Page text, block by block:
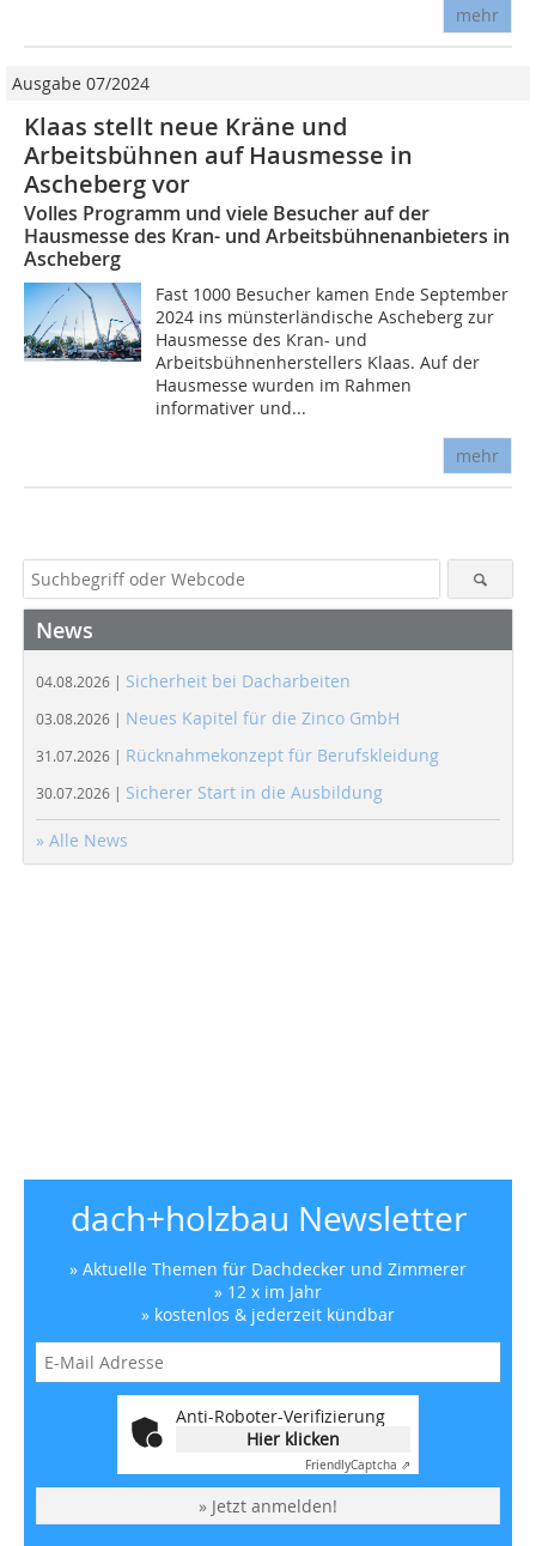
mehr
Ausgabe 07/2024
Klaas stellt neue Kräne und
Arbeitsbühnen auf Hausmesse in
Ascheberg vor
Volles Programm und viele Besucher auf der
Hausmesse des Kran- und Arbeitsbühnenanbieters in
Ascheberg
Fast 1000 Besucher kamen Ende September
2024 ins münsterländische Ascheberg zur
Hausmesse des Kran- und
Arbeitsbühnenherstellers Klaas. Auf der
Hausmesse wurden im Rahmen
informativer und...
mehr
News
04.08.2026 | Sicherheit bei Dacharbeiten
03.08.2026 | Neues Kapitel für die Zinco GmbH
31.07.2026 | Rücknahmekonzept für Berufskleidung
30.07.2026 | Sicherer Start in die Ausbildung
» Alle News
dach+holzbau Newsletter
» Aktuelle Themen für Dachdecker und Zimmerer
» 12 x im Jahr
» kostenlos & jederzeit kündbar
Anti-Roboter-Verifizierung
Hier klicken
FriendlyCaptcha ⇗
» Jetzt anmelden!